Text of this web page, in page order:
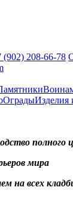
(902) 208-66-78
ОградыИзделия
полного
мира
на всех